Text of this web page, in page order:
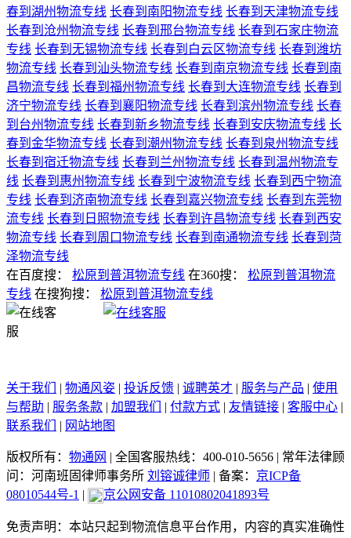
春到湖州物流专线 长春到南阳物流专线 长春到天津物流专线
长春到沧州物流专线 长春到邢台物流专线 长春到石家庄物流
专线 长春到无锡物流专线 长春到白云区物流专线 长春到潍坊
物流专线 长春到汕头物流专线 长春到南京物流专线 长春到南
昌物流专线 长春到福州物流专线 长春到大连物流专线 长春到
济宁物流专线 长春到襄阳物流专线 长春到滨州物流专线 长春
到台州物流专线 长春到新乡物流专线 长春到安庆物流专线 长
春到金华物流专线 长春到潮州物流专线 长春到泉州物流专线
长春到宿迁物流专线 长春到兰州物流专线 长春到温州物流专
线 长春到惠州物流专线 长春到宁波物流专线 长春到西宁物流
专线 长春到济南物流专线 长春到嘉兴物流专线 长春到东莞物
流专线 长春到日照物流专线 长春到许昌物流专线 长春到西安
物流专线 长春到周口物流专线 长春到南通物流专线 长春到菏
泽物流专线
在百度搜：
松原到普洱物流专线 在360搜：
松原到普洱物流
专线 在搜狗搜： 松原到普洱物流专线
关于我们 | 物通风姿 | 投诉反馈 | 诚聘英才 | 服务与产品 | 使用
与帮助 | 服务条款 | 加盟我们 | 付款方式 | 友情链接 | 客服中心 |
联系我们
| 网站地图
版权所有： 物通网 | 全国客服热线：400-010-5656 | 常年法律顾
问：河南班固律师事务所 刘镕诚律师 | 备案： 京ICP备
08010544号-1 | 京公网安备 11010802041893号
免责声明：本站只起到物流信息平台作用，内容的真实准确性